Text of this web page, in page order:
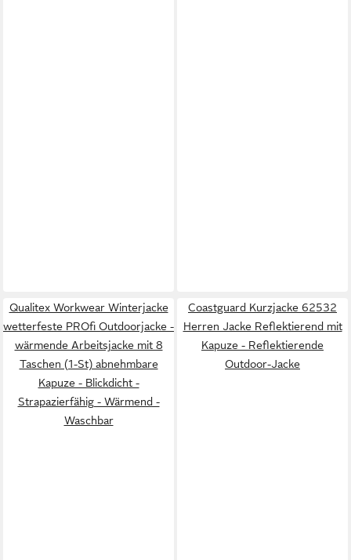
Qualitex Workwear Winterjacke
wetterfeste PROfi Outdoorjacke -
wärmende Arbeitsjacke mit 8
Taschen (1-St) abnehmbare
Kapuze - Blickdicht -
Strapazierfähig - Wärmend -
Waschbar
Coastguard Kurzjacke 62532
Herren Jacke Reflektierend mit
Kapuze - Reflektierende
Outdoor-Jacke